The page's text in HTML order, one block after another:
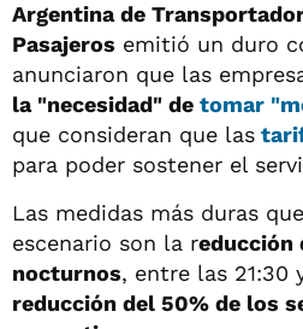
Argentina de
Pasajeros emitió un duro
anunciaron que las
la "necesidad" de tomar
que consideran que las
para poder sostener el
Las medidas más duras
escenario son la reducción
nocturnos, entre las 21:30
reducción del 50% de los